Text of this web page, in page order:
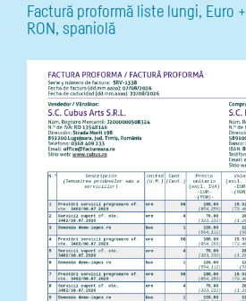
Factură proformă liste lungi, Euro +
RON, spaniolă